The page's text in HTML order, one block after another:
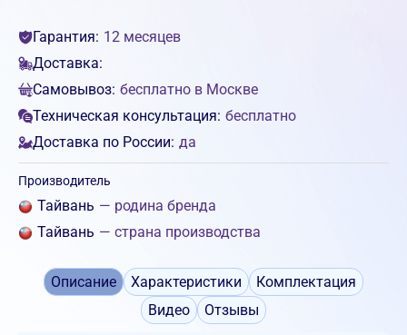
Гарантия: 12 месяцев
Доставка:
Самовывоз: бесплатно в Москве
Техническая консультация: бесплатно
Доставка по России: да
Производитель
Тайвань — родина бренда
Тайвань — страна производства
Описание Характеристики
Комплектация
Видео
Отзывы